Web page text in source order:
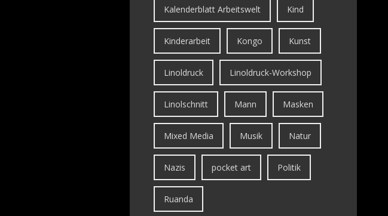
Kalenderblatt Arbeitswelt Kind
Kinderarbeit Kongo Kunst
Linoldruck Linoldruck-Workshop
Linolschnitt Mann Masken
Mixed Media Musik Natur
Nazis pocket art Politik
Ruanda